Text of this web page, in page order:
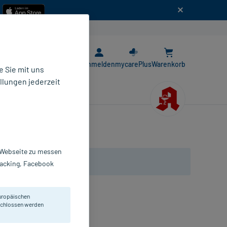
AnmeldenmycarePlusWarenkorb
Sie mit uns
jederzeit
zu messen
Facebook
werden